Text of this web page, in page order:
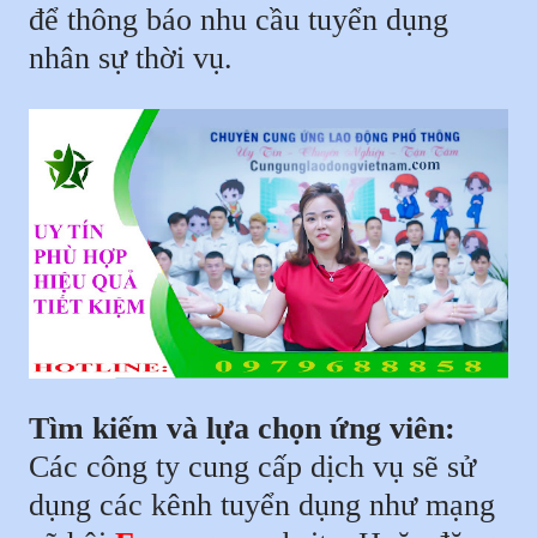
để thông báo nhu cầu tuyển dụng
nhân sự thời vụ.
Tìm kiếm và lựa chọn ứng viên:
Các công ty cung cấp dịch vụ sẽ sử
dụng các kênh tuyển dụng như mạng